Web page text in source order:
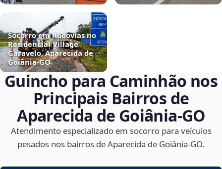
Socorro em Rodovias no
Residencial Village
Garavelo, Aparecida de
Goiânia‑GO
Guincho para Caminhão nos
Principais Bairros de
Aparecida de Goiânia‑GO
Atendimento especializado em socorro para veículos
pesados nos bairros de Aparecida de Goiânia‑GO.